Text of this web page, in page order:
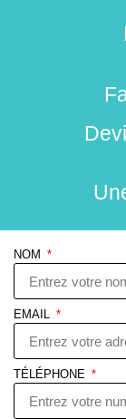
NOM
EMAIL
TÉLÉPHONE